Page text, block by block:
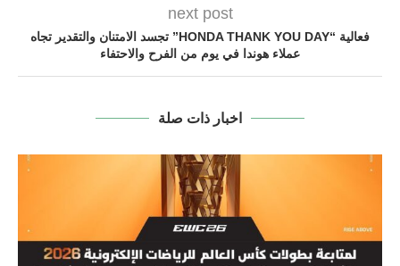
next post
فعالية “HONDA THANK YOU DAY” تجسد الامتنان والتقدير تجاه
عملاء هوندا في يوم من الفرح والاحتفاء
اخبار ذات صلة